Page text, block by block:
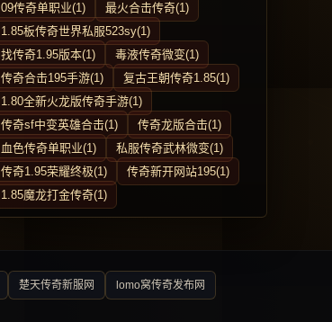
09传奇单职业(1)
最火合击传奇(1)
1.85板传奇世界私服523sy(1)
找传奇1.95版本(1)
毒液传奇微变(1)
传奇合击195手游(1)
复古王朝传奇1.85(1)
1.80全新火龙版传奇手游(1)
传奇sf中变英雄合击(1)
传奇龙版合击(1)
血色传奇单职业(1)
私服传奇武林微变(1)
传奇1.95荣耀终极(1)
传奇新开网站195(1)
1.85魔龙打金传奇(1)
楚天传奇新服网 lomo窝传奇发布网